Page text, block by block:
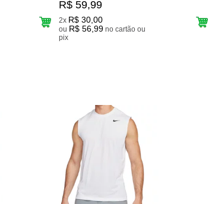
R$ 59,99
2x R$ 30,00
ou R$ 56,99 no cartão ou
pix